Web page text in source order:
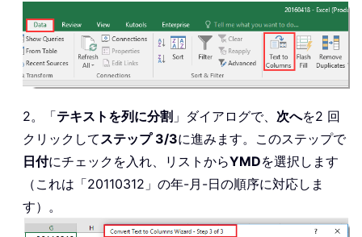
2。「テキストを列に分割 」ダイアログで、 次へを2 回
クリックしてステップ 3/3に進みます。このステップで
日付にチェックを入れ、リストからYMDを選択します
（これは「20110312」の年-月-日の順序に対応しま
す）。